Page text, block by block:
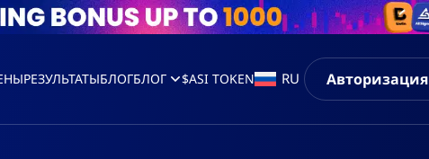
РЕЗУЛЬТАТЫБЛОГБЛОГ $ASI TOKEN RU Авторизация